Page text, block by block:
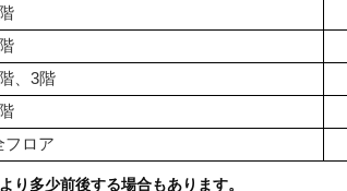
、3階
フロア
り多少前後する場合もあります。